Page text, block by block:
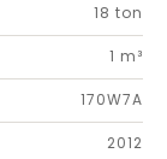
18 ton
1 m³
170W7A
2012